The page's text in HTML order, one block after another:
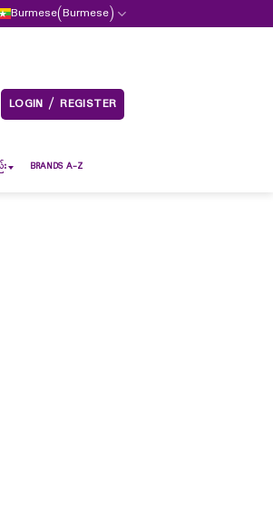
Burmese(Burmese)
LOGIN / REGISTER
BRANDS A-Z